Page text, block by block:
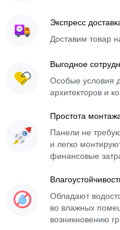
Экспресс
Доставим товар
Выгодное
Особые условия
архитекторов и
Простота
Панели не
и легко
финансовые
Обладают
во влажных
возникновению